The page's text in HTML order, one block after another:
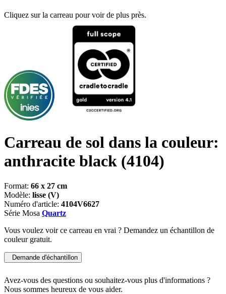
Cliquez sur la carreau pour voir de plus près.
Carreau de sol dans la couleur:
anthracite black (4104)
Format: 66 x 27 cm
Modèle: lisse (V)
Numéro d'article: 4104V6627
Série Mosa Quartz
Vous voulez voir ce carreau en vrai ? Demandez un échantillon de
couleur gratuit.
Demande d'échantillon
Avez-vous des questions ou souhaitez-vous plus d'informations ?
Nous sommes heureux de vous aider.